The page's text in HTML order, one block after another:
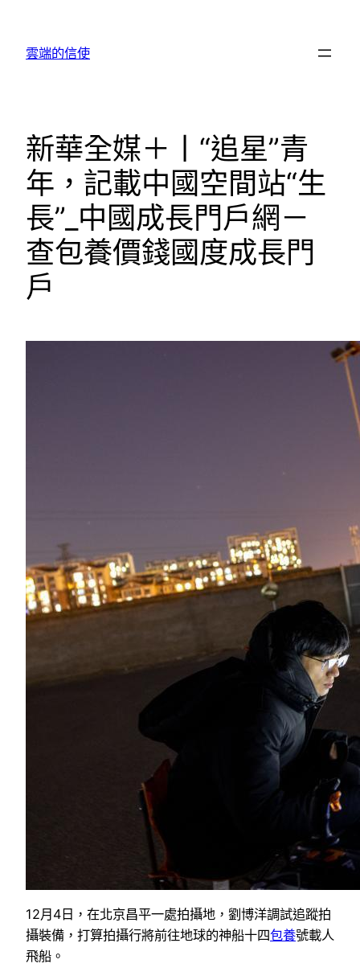
雲端的信使
新華全媒＋丨“追星”青
年，記載中國空間站“生
長”_中國成長門戶網－
查包養價錢國度成長門
戶
12月4日，在北京昌平一處拍攝地，劉博洋調試追蹤拍
攝裝備，打算拍攝行將前往地球的神船十四包養號載人
飛船。